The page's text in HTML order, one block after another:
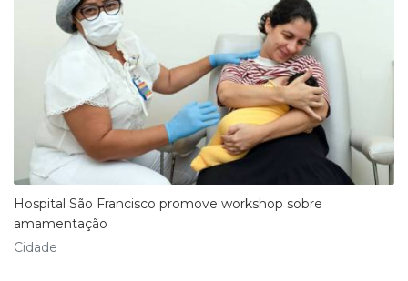
Hospital São Francisco promove workshop sobre
amamentação
Cidade